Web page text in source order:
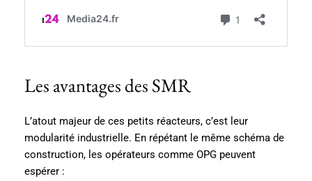
Les avantages des SMR
L’atout majeur de ces petits réacteurs, c’est leur
modularité industrielle. En répétant le même schéma de
construction, les opérateurs comme OPG peuvent
espérer :